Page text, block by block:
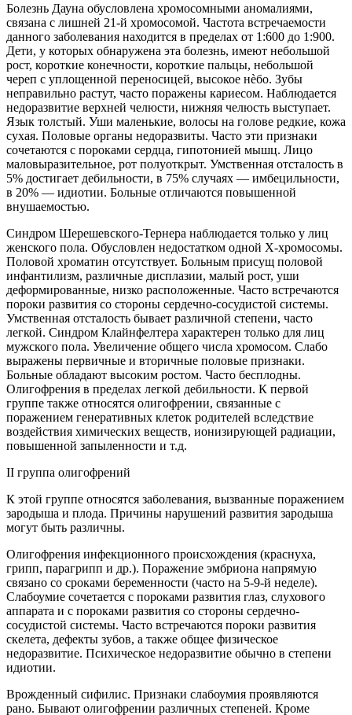
Болезнь Дауна обусловлена хромосомными аномалиями,
связана с лишней 21-й хромосомой. Частота встречаемости
данного заболевания находится в пределах от 1:600 до 1:900.
Дети, у которых обнаружена эта болезнь, имеют небольшой
рост, короткие конечности, короткие пальцы, небольшой
череп с уплощенной переносицей, высокое нѐбо. Зубы
неправильно растут, часто поражены кариесом. Наблюдается
недоразвитие верхней челюсти, нижняя челюсть выступает.
Язык толстый. Уши маленькие, волосы на голове редкие, кожа
сухая. Половые органы недоразвиты. Часто эти признаки
сочетаются с пороками сердца, гипотонией мышц. Лицо
маловыразительное, рот полуоткрыт. Умственная отсталость в
5% достигает дебильности, в 75% случаях — имбецильности,
в 20% — идиотии. Больные отличаются повышенной
внушаемостью.
Синдром Шерешевского-Тернера наблюдается только у лиц
женского пола. Обусловлен недостатком одной X-хромосомы.
Половой хроматин отсутствует. Больным присущ половой
инфантилизм, различные дисплазии, малый рост, уши
деформированные, низко расположенные. Часто встречаются
пороки развития со стороны сердечно-сосудистой системы.
Умственная отсталость бывает различной степени, часто
легкой. Синдром Клайнфелтера характерен только для лиц
мужского пола. Увеличение общего числа хромосом. Слабо
выражены первичные и вторичные половые признаки.
Больные обладают высоким ростом. Часто бесплодны.
Олигофрения в пределах легкой дебильности. К первой
группе также относятся олигофрении, связанные с
поражением генеративных клеток родителей вследствие
воздействия химических веществ, ионизирующей радиации,
повышенной запыленности и т.д.
II группа олигофрений
К этой группе относятся заболевания, вызванные поражением
зародыша и плода. Причины нарушений развития зародыша
могут быть различны.
Олигофрения инфекционного происхождения (краснуха,
грипп, парагрипп и др.). Поражение эмбриона напрямую
связано со сроками беременности (часто на 5-9-й неделе).
Слабоумие сочетается с пороками развития глаз, слухового
аппарата и с пороками развития со стороны сердечно-
сосудистой системы. Часто встречаются пороки развития
скелета, дефекты зубов, а также общее физическое
недоразвитие. Психическое недоразвитие обычно в степени
идиотии.
Врожденный сифилис. Признаки слабоумия проявляются
рано. Бывают олигофрении различных степеней. Кроме